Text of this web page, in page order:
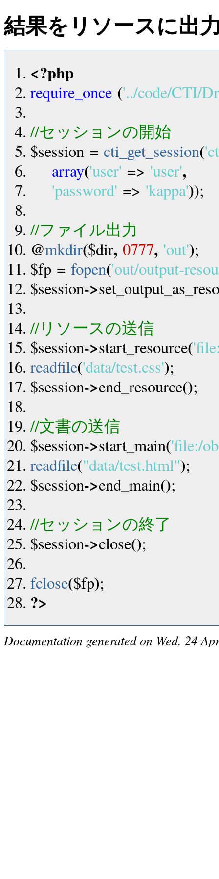
結果をリソースに出
<?php
require_once ('../code/CTI/
//セッションの開始
$session =cti_get_session(
array('user' => 'user',
'password' => 'kappa'));
//ファイル出力
@mkdir($dir,0777, 'out');
$fp =fopen('out/output-
$session->
//リソースの送信
$session->start_resource(
readfile('data/test.css');
$session->end_resource();
//文書の送信
$session->start_main('file:/
readfile("data/test.html");
$session->end_main();
//セッションの終了
$session->close();
fclose($fp);
?>
Documentation generated on Wed, 24